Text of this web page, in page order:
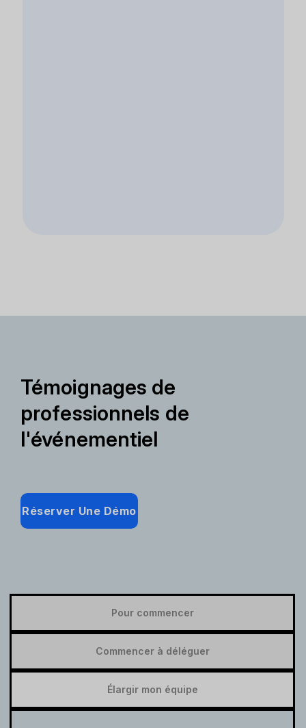
Témoignages de
professionnels de
l'événementiel
Réserver Une Démo
Pour commencer
Commencer à déléguer
Élargir mon équipe